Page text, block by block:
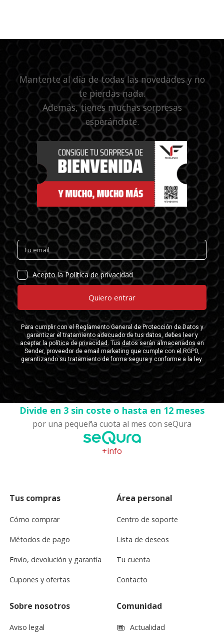
Mantente al día de todas las novedades y no
te pierdas nada.
Además, tienes muchas sorpresas
esperándote.
Divide en 3 sin coste o hasta en 12 meses
por una pequeña cuota al mes con seQura
+info
Tus compras
Cómo comprar
Métodos de pago
Envío, devolución y garantía
Cupones y ofertas
Área personal
Centro de soporte
Lista de deseos
Tu cuenta
Contacto
Sobre nosotros
Aviso legal
Comunidad
Actualidad